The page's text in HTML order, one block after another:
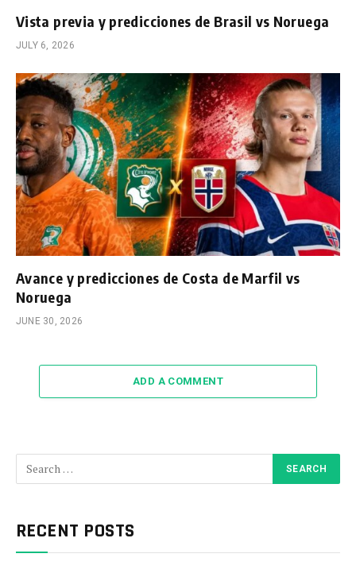
Vista previa y predicciones de Brasil vs Noruega
JULY 6, 2026
Avance y predicciones de Costa de Marfil vs
Noruega
JUNE 30, 2026
ADD A COMMENT
RECENT POSTS